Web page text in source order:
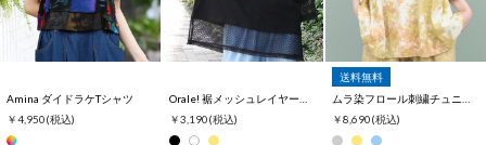
Amina ダイドラケTシャツ
￥4,950(税込)
￥3,190(税込)
送料無料
￥8,690(税込)